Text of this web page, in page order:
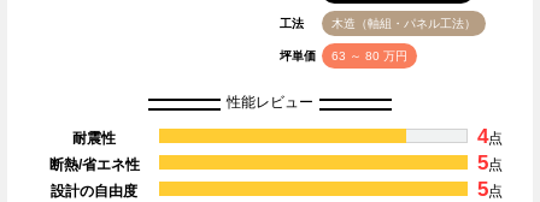
工法 木造（軸組・パネル工法）
坪単価 63 ～ 80 万円
性能レビュー
耐震性 4点
断熱/省エネ性
5点
設計の自由度
5点